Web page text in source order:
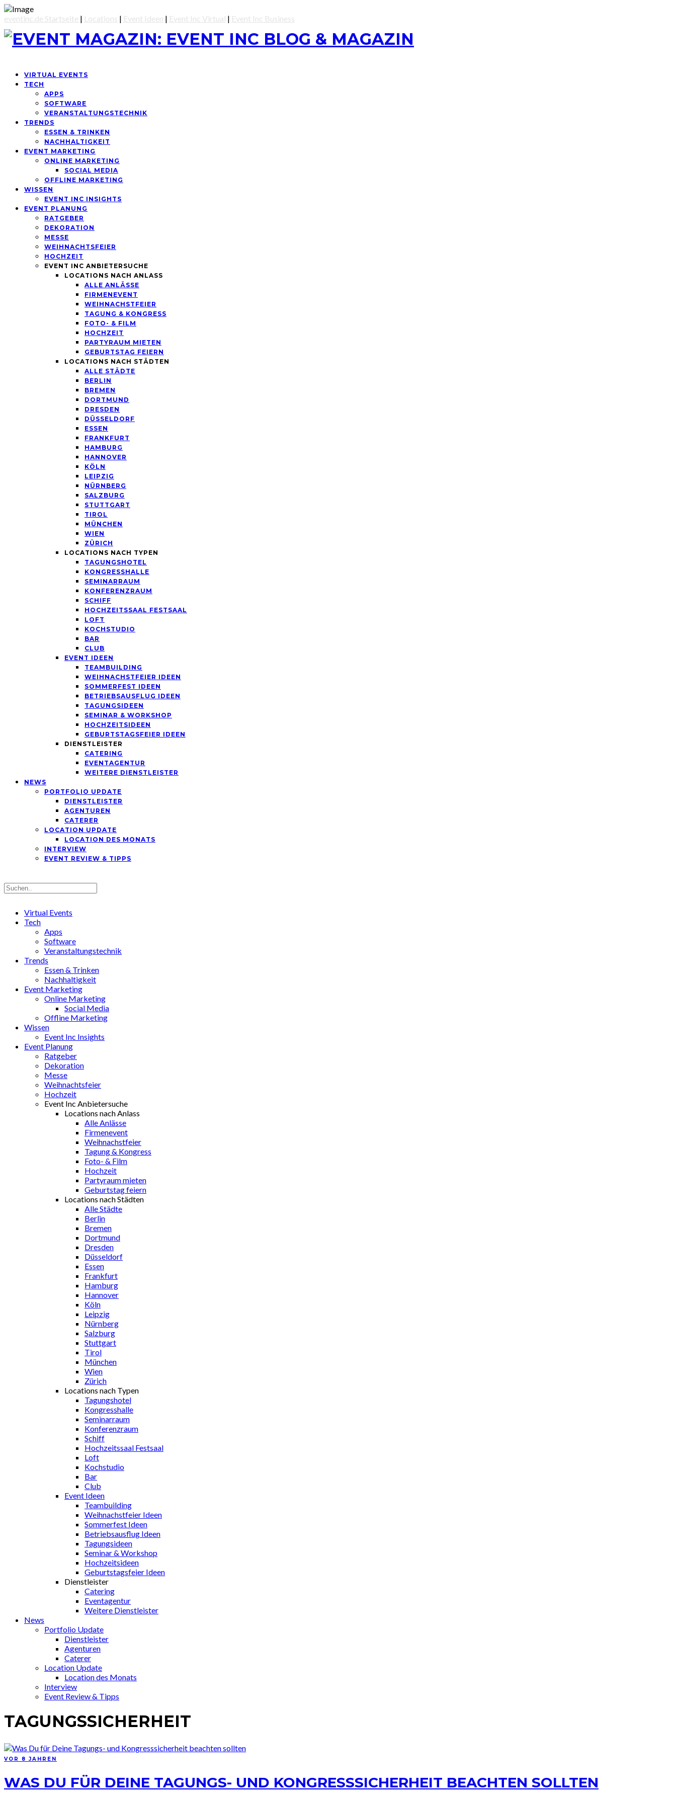
eventinc.de Startseite | Locations | Event Ideen | Event Inc Virtual | Event Inc Business
VIRTUAL EVENTS
TECH
APPS
SOFTWARE
VERANSTALTUNGSTECHNIK
TRENDS
ESSEN & TRINKEN
NACHHALTIGKEIT
EVENT MARKETING
ONLINE MARKETING
SOCIAL MEDIA
OFFLINE MARKETING
WISSEN
EVENT INC INSIGHTS
EVENT PLANUNG
RATGEBER
DEKORATION
MESSE
WEIHNACHTSFEIER
HOCHZEIT
EVENT INC ANBIETERSUCHE
LOCATIONS NACH ANLASS
ALLE ANLÄSSE
FIRMENEVENT
WEIHNACHSTFEIER
TAGUNG & KONGRESS
FOTO- & FILM
HOCHZEIT
PARTYRAUM MIETEN
GEBURTSTAG FEIERN
LOCATIONS NACH STÄDTEN
ALLE STÄDTE
BERLIN
BREMEN
DORTMUND
DRESDEN
DÜSSELDORF
ESSEN
FRANKFURT
HAMBURG
HANNOVER
KÖLN
LEIPZIG
NÜRNBERG
SALZBURG
STUTTGART
TIROL
MÜNCHEN
WIEN
ZÜRICH
LOCATIONS NACH TYPEN
TAGUNGSHOTEL
KONGRESSHALLE
SEMINARRAUM
KONFERENZRAUM
SCHIFF
HOCHZEITSSAAL FESTSAAL
LOFT
KOCHSTUDIO
BAR
CLUB
EVENT IDEEN
TEAMBUILDING
WEIHNACHSTFEIER IDEEN
SOMMERFEST IDEEN
BETRIEBSAUSFLUG IDEEN
TAGUNGSIDEEN
SEMINAR & WORKSHOP
HOCHZEITSIDEEN
GEBURTSTAGSFEIER IDEEN
DIENSTLEISTER
CATERING
EVENTAGENTUR
WEITERE DIENSTLEISTER
NEWS
PORTFOLIO UPDATE
DIENSTLEISTER
AGENTUREN
CATERER
LOCATION UPDATE
LOCATION DES MONATS
INTERVIEW
EVENT REVIEW & TIPPS
Virtual Events
Tech
Apps
Software
Veranstaltungstechnik
Trends
Essen & Trinken
Nachhaltigkeit
Event Marketing
Online Marketing
Social Media
Offline Marketing
Wissen
Event Inc Insights
Event Planung
Ratgeber
Dekoration
Messe
Weihnachtsfeier
Hochzeit
Event Inc Anbietersuche
Locations nach Anlass
Alle Anlässe
Firmenevent
Weihnachstfeier
Tagung & Kongress
Foto- & Film
Hochzeit
Partyraum mieten
Geburtstag feiern
Locations nach Städten
Alle Städte
Berlin
Bremen
Dortmund
Dresden
Düsseldorf
Essen
Frankfurt
Hamburg
Hannover
Köln
Leipzig
Nürnberg
Salzburg
Stuttgart
Tirol
München
Wien
Zürich
Locations nach Typen
Tagungshotel
Kongresshalle
Seminarraum
Konferenzraum
Schiff
Hochzeitssaal Festsaal
Loft
Kochstudio
Bar
Club
Event Ideen
Teambuilding
Weihnachstfeier Ideen
Sommerfest Ideen
Betriebsausflug Ideen
Tagungsideen
Seminar & Workshop
Hochzeitsideen
Geburtstagsfeier Ideen
Dienstleister
Catering
Eventagentur
Weitere Dienstleister
News
Portfolio Update
Dienstleister
Agenturen
Caterer
Location Update
Location des Monats
Interview
Event Review & Tipps
TAGUNGSSICHERHEIT
VOR 8 JAHREN
WAS DU FÜR DEINE TAGUNGS- UND KONGRESSSICHERHEIT BEACHTEN SOLLTEN